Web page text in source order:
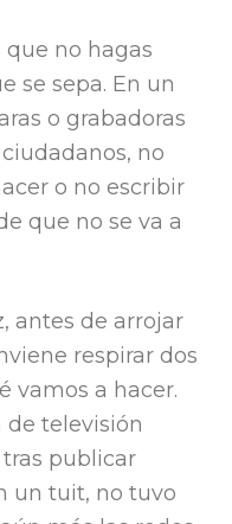
que no hagas
se sepa. En un
o grabadoras
no
o no escribir
que no se va a
antes de arrojar
respirar dos
vamos a hacer.
de televisión
publicar
un tuit, no tuvo